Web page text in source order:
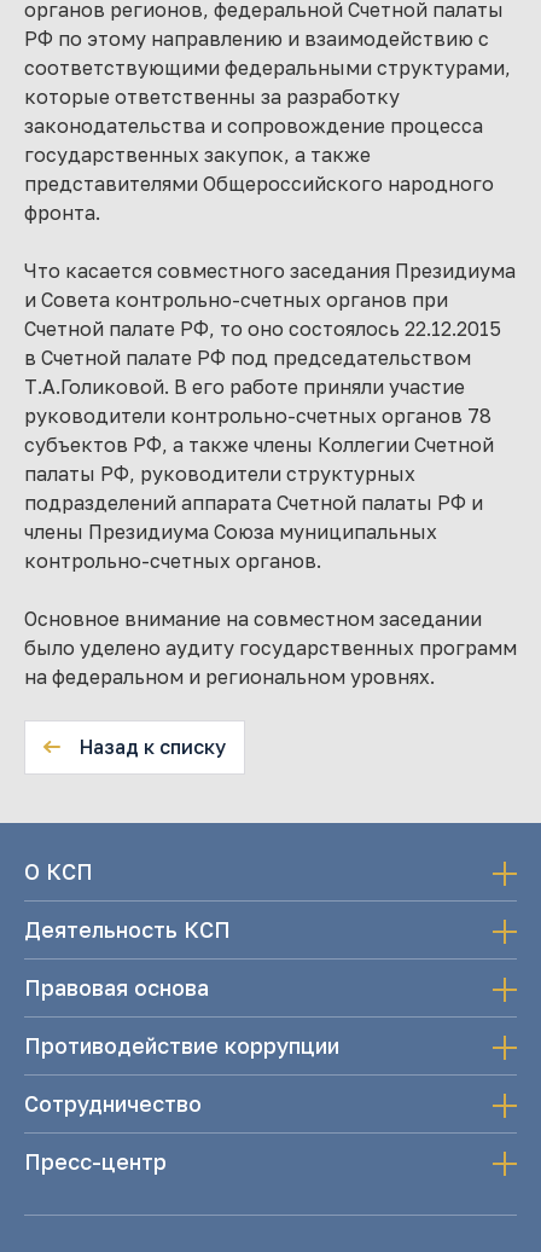
органов регионов, федеральной Счетной палаты
РФ по этому направлению и взаимодействию с
соответствующими федеральными структурами,
которые ответственны за разработку
законодательства и сопровождение процесса
государственных закупок, а также
представителями Общероссийского народного
фронта.
Что касается совместного заседания Президиума
и Совета контрольно-счетных органов при
Счетной палате РФ, то оно состоялось 22.12.2015
в Счетной палате РФ под председательством
Т.А.Голиковой. В его работе приняли участие
руководители контрольно-счетных органов 78
субъектов РФ, а также члены Коллегии Счетной
палаты РФ, руководители структурных
подразделений аппарата Счетной палаты РФ и
члены Президиума Союза муниципальных
контрольно-счетных органов.
Основное внимание на совместном заседании
было уделено аудиту государственных программ
на федеральном и региональном уровнях.
Назад к списку
О КСП
Деятельность КСП
Правовая основа
Противодействие коррупции
Сотрудничество
Пресс-центр